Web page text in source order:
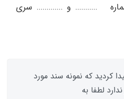
........... و ............. سری
کردید که نمونه سند مورد
لطفا به